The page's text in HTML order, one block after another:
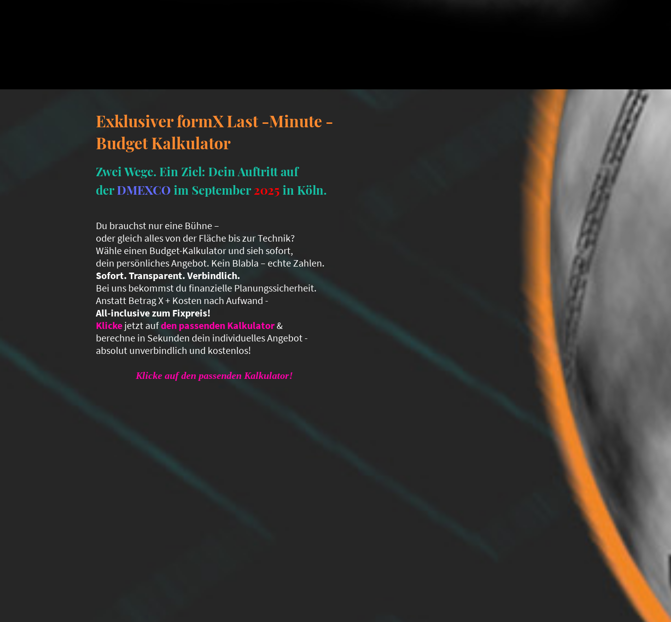
Exklusiver formX Last -Minute -
Budget Kalkulator
Zwei Wege. Ein Ziel: Dein Auftritt auf
derDMEXCO im September2025in Köln.
Klicke auf den passenden Kalkulator!
Du brauchst nur eine Bühne –
oder gleich alles von der Fläche bis zur Technik?
Wähle einen Budget-Kalkulator und sieh sofort,
dein persönliches Angebot. Kein Blabla – echte Zahlen.
Sofort. Transparent. Verbindlich.
Bei uns bekommst du finanzielle Planungssicherheit.
Anstatt Betrag X + Kosten nach Aufwand -
All-inclusive zum Fixpreis!
Klicke jetzt aufden passenden Kalkulator&
berechne in Sekunden dein individuelles Angebot -
absolut unverbindlich und kostenlos!